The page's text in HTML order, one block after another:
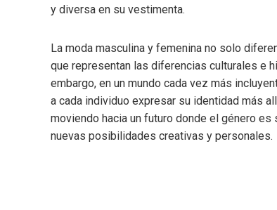
y diversa en su vestimenta.
La moda masculina y femenina no solo
que representan las diferencias culturales e
embargo, en un mundo cada vez más
a cada individuo expresar su identidad más
moviendo hacia un futuro donde el género
nuevas posibilidades creativas y personales.